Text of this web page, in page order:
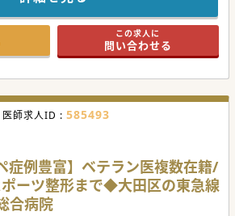
ライフバランス重視の働き方が可能で
なく、救急対応も必要ありません。外
環境が整っています。
運営と、予約制のため残業はほとんど
イフバランスを重視した勤務が可能で
カルテが整備されており、スムーズな
な環境が整っています。
スタッフの連携が緊密です。定期的に
、和気あいあいとした雰囲気です。
】
中の地域のニーズに応えるため、皮膚
ライマリーな外来対応をお願いしてい
この求人に
問い合わせる
医師求人ID : 585493
症例豊富】ベテラン医複数在籍/
ーツ整形まで◆大田区の東急線
合病院